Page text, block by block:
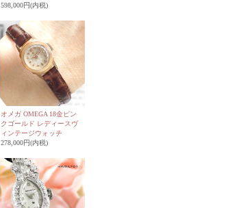
598,000円(内税)
オメガ OMEGA 18金ピン
クゴールド レディースヴ
ィンテージウォッチ
278,000円(内税)